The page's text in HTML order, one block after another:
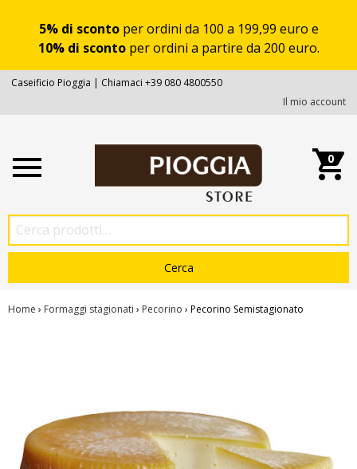
5% di scontoper ordini da 100 a 199,99 euro e
10% di scontoper ordini a partire da 200 euro.
Caseificio Pioggia | Chiamaci +39 080 4800550
Il mio account
0
Home › Formaggi stagionati › Pecorino › Pecorino Semistagionato